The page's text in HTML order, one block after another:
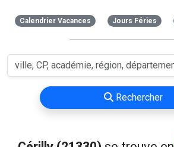
Calendrier Vacances Jours Féries
Rechercher